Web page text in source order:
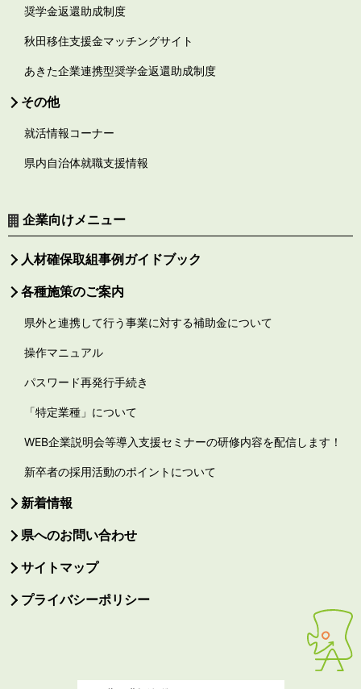
奨学金返還助成制度
秋田移住支援金マッチングサイト
あきた企業連携型奨学金返還助成制度
その他
就活情報コーナー
県内自治体就職支援情報
企業向けメニュー
人材確保取組事例ガイドブック
各種施策のご案内
県外と連携して行う事業に対する補助金について
操作マニュアル
パスワード再発行手続き
「特定業種」について
WEB企業説明会等導入支援セミナーの研修内容を配信します！
新卒者の採用活動のポイントについて
新着情報
県へのお問い合わせ
サイトマップ
プライバシーポリシー